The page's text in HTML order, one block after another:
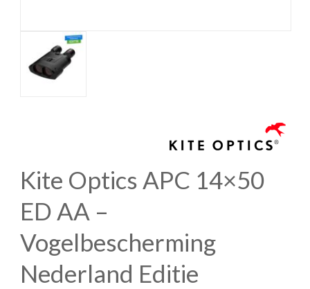
Kite Optics APC 14×50
ED AA –
Vogelbescherming
Nederland Editie